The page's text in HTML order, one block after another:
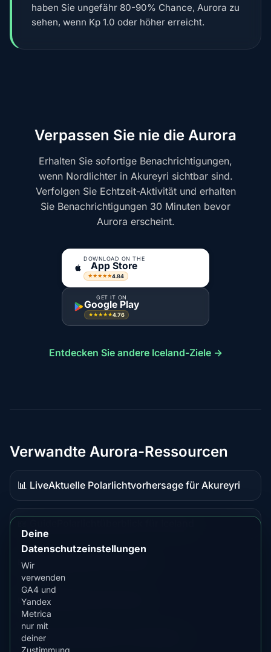
haben Sie ungefähr 80-90% Chance, Aurora zu
sehen, wenn Kp 1.0 oder höher erreicht.
Verpassen Sie nie die Aurora
Erhalten Sie sofortige Benachrichtigungen,
wenn Nordlichter in Akureyri sichtbar sind.
Verfolgen Sie Echtzeit-Aktivität und erhalten
Sie Benachrichtigungen 30 Minuten bevor
Aurora erscheint.
DOWNLOAD ON THE
App Store
★★★★★4.84
GET IT ON
Google Play
★★★★★4.76
Entdecken Sie andere Iceland-Ziele →
Verwandte Aurora-Ressourcen
📊 Live
Live-
Aktuelle Polarlichtvorhersage für Akureyri
Guide-
Inhalt
📖 Guide
Guide-
Inhalt
📖 Guide
Guide-
Inhalt
⭐ Premium
Premium-
Deine
Datenschutzeinstellungen
Wir
verwenden
GA4 und
Yandex
Metrica
nur mit
deiner
Zustimmung,